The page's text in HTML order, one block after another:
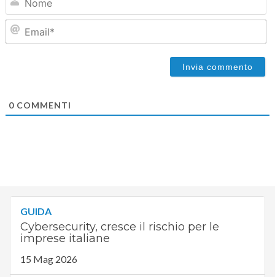
0COMMENTI
GUIDA
Cybersecurity, cresce il rischio per le
imprese italiane
15 Mag 2026